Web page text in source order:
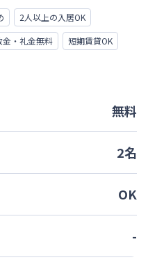
2人以上の入居OK
金・礼金無料
短期賃貸OK
無料
2名
OK
-